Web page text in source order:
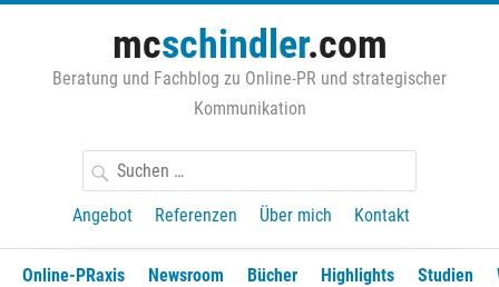
springen
mcschindler.com
Beratung und Fachblog zu Online-PR und strategischer
Kommunikation
Suchen
nach:
Angebot
Referenzen Über mich Kontakt
Online-PRaxis Newsroom Bücher Highlights Studien